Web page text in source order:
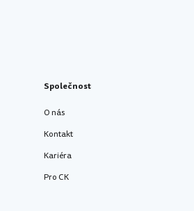
Společnost
O nás
Kontakt
Kariéra
Pro CK